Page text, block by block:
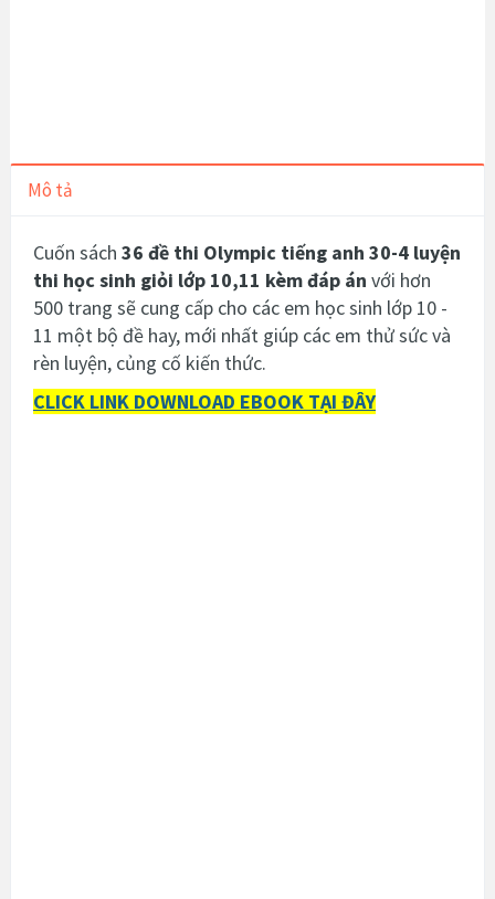
Mô tả
Cuốn sách 36 đề thi Olympic tiếng anh 30-4 luyện
thi học sinh giỏi lớp 10,11 kèm đáp án với hơn
500 trang sẽ cung cấp cho các em học sinh lớp 10 -
11 một bộ đề hay, mới nhất giúp các em thử sức và
rèn luyện, củng cố kiến thức.
CLICK LINK DOWNLOAD EBOOK TẠI ĐÂY